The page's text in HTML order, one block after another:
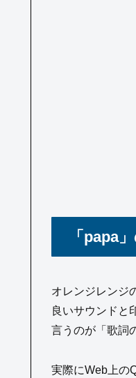
「papa
オレンジレンジ
良いサウンドと
言うのが「歌詞
実際にWeb上の